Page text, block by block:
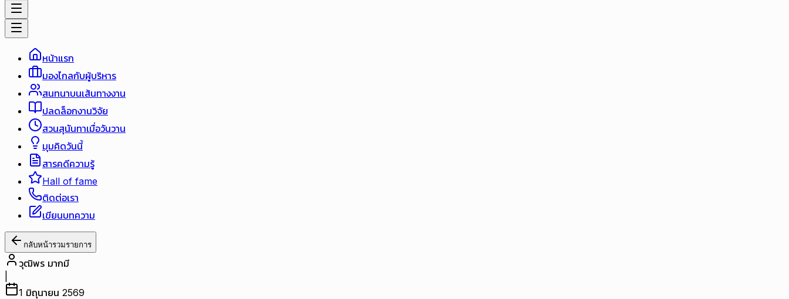
หน้าแรก
มองไกลกับผู้บริหาร
สนทนาบนเส้นทางงาน
ปลดล็อกงานวิจัย
สวนสุนันทาเมื่อวันวาน
มุมคิดวันนี้
สารคดีความรู้
Hall of fame
ติดต่อเรา
เขียนบทความ
กลับหน้ารวมรายการ
วุฒิพร มากมี
1 มิถุนายน 2569